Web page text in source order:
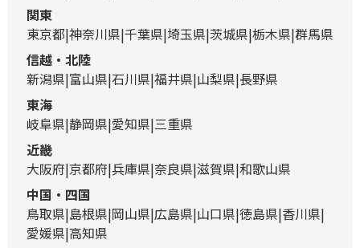
関東
東京都 神奈川県 千葉県 埼玉県 茨城県 栃木県 群馬県
信越・北陸
新潟県 富山県 石川県 福井県 山梨県 長野県
東海
岐阜県 静岡県 愛知県 三重県
近畿
大阪府 京都府 兵庫県 奈良県 滋賀県 和歌山県
中国・四国
鳥取県 島根県 岡山県 広島県 山口県 徳島県 香川県
愛媛県 高知県